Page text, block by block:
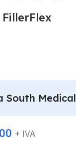
South Medical
+ IVA